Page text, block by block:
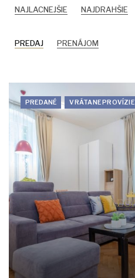
NAJLACNEJŠIE NAJDRAHŠIE
PREDAJ PRENÁJOM
PREDANÉ VRÁTANE PROVÍZIE